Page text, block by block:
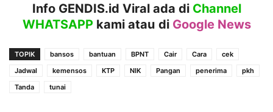
Info GENDIS.id Viral ada di Channel
WHATSAPPkami atau di Google News
TOPIK bansos bantuan BPNT Cair Cara
cek
Jadwal
kemensos KTP NIK Pangan penerima
pkh
Tanda
tunai